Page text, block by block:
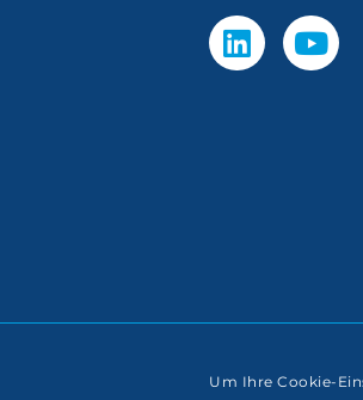
Um Ihre Cookie-